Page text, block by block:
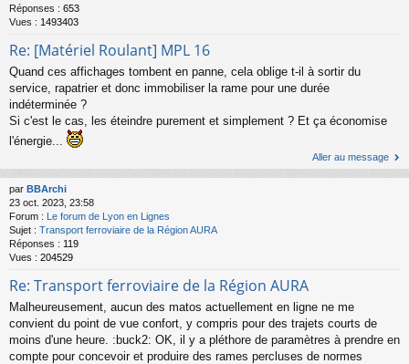
Réponses : 653
Vues : 1493403
Re: [Matériel Roulant] MPL 16
Quand ces affichages tombent en panne, cela oblige t-il à sortir du
service, rapatrier et donc immobiliser la rame pour une durée
indéterminée ?
Si c'est le cas, les éteindre purement et simplement ? Et ça économise
l'énergie...
Aller au message
par BBArchi
23 oct. 2023, 23:58
Forum : Le forum de Lyon en Lignes
Sujet : Transport ferroviaire de la Région AURA
Réponses : 119
Vues : 204529
Re: Transport ferroviaire de la Région AURA
Malheureusement, aucun des matos actuellement en ligne ne me
convient du point de vue confort, y compris pour des trajets courts de
moins d'une heure. :buck2: OK, il y a pléthore de paramètres à prendre en
compte pour concevoir et produire des rames percluses de normes